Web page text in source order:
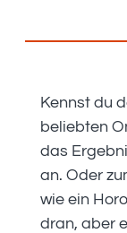
Kennst du
beliebten
das
an. Oder
wie ein
dran, aber